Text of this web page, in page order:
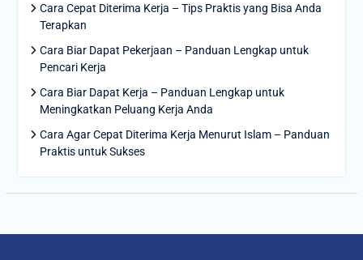
Cara Cepat Diterima Kerja – Tips Praktis yang Bisa Anda
Terapkan
Cara Biar Dapat Pekerjaan – Panduan Lengkap untuk
Pencari Kerja
Cara Biar Dapat Kerja – Panduan Lengkap untuk
Meningkatkan Peluang Kerja Anda
Cara Agar Cepat Diterima Kerja Menurut Islam – Panduan
Praktis untuk Sukses